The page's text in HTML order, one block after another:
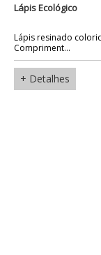
Lápis Ecológico
Lápis resinado
Compriment...
+ Detalhes